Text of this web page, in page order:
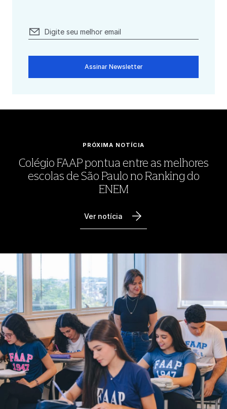
Assinar Newsletter
PRÓXIMA NOTÍCIA
Colégio FAAP pontua entre as melhores
escolas de São Paulo no Ranking do
ENEM
Ver notícia